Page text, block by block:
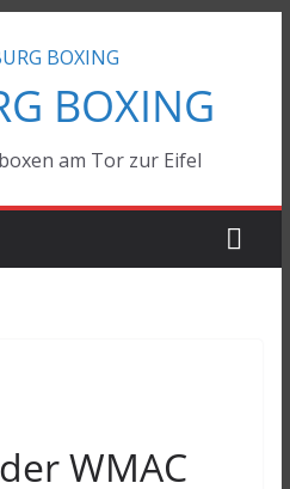
BOXING
am Tor zur Eifel
WMAC